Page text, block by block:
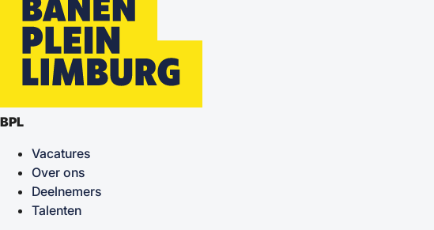
BPL
Vacatures
Over ons
Deelnemers
Talenten